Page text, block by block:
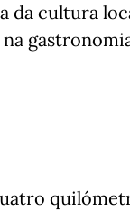
da cultura